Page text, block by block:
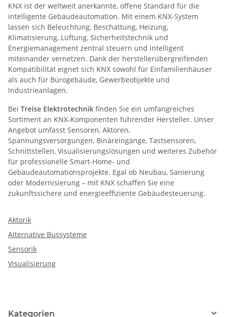
KNX ist der weltweit anerkannte, offene Standard für die
intelligente Gebäudeautomation. Mit einem KNX-System
lassen sich Beleuchtung, Beschattung, Heizung,
Klimatisierung, Lüftung, Sicherheitstechnik und
Energiemanagement zentral steuern und intelligent
miteinander vernetzen. Dank der herstellerübergreifenden
Kompatibilität eignet sich KNX sowohl für Einfamilienhäuser
als auch für Bürogebäude, Gewerbeobjekte und
Industrieanlagen.
Bei Treise Elektrotechnik finden Sie ein umfangreiches
Sortiment an KNX-Komponenten führender Hersteller. Unser
Angebot umfasst Sensoren, Aktoren,
Spannungsversorgungen, Binäreingänge, Tastsensoren,
Schnittstellen, Visualisierungslösungen und weiteres Zubehör
für professionelle Smart-Home- und
Gebäudeautomationsprojekte. Egal ob Neubau, Sanierung
oder Modernisierung – mit KNX schaffen Sie eine
zukunftssichere und energieeffiziente Gebäudesteuerung.
Aktorik
Alternative Bussysteme
Sensorik
Visualisierung
Kategorien